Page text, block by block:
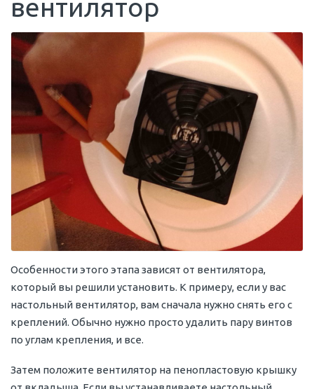
вентилятор
Особенности этого этапа зависят от вентилятора,
который вы решили установить. К примеру, если у вас
настольный вентилятор, вам сначала нужно снять его с
креплений. Обычно нужно просто удалить пару винтов
по углам крепления, и все.
Затем положите вентилятор на пенопластовую крышку